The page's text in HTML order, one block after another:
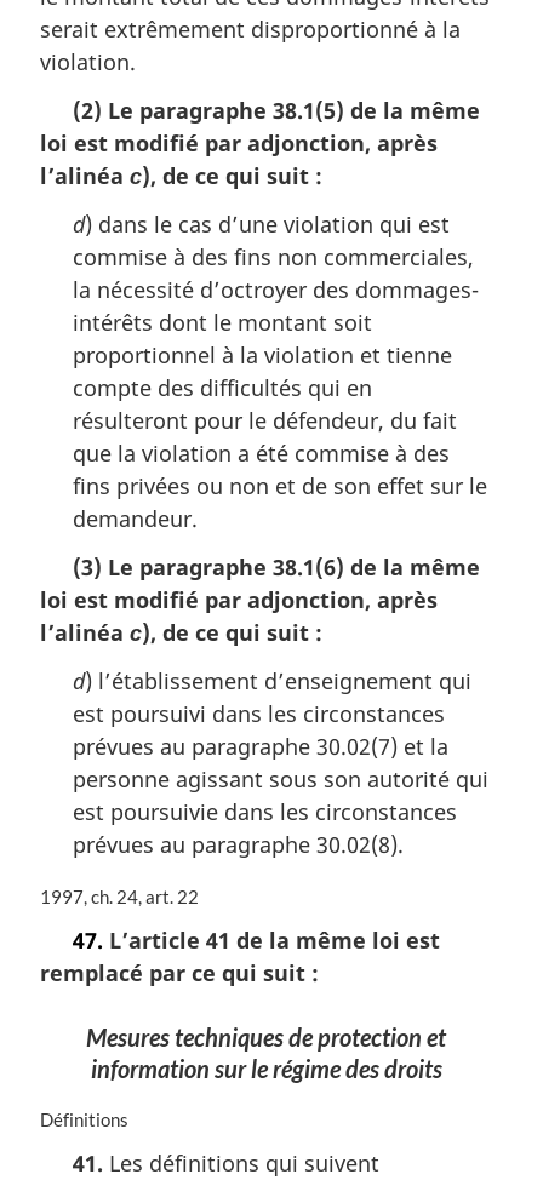
serait extrêmement disproportionné à la
violation.
(2) Le paragraphe 38.1(5) de la même
loi est modifié par adjonction, après
l’alinéa c), de ce qui suit :
d) dans le cas d’une violation qui est
commise à des fins non commerciales,
la nécessité d’octroyer des dommages-
intérêts dont le montant soit
proportionnel à la violation et tienne
compte des difficultés qui en
résulteront pour le défendeur, du fait
que la violation a été commise à des
fins privées ou non et de son effet sur le
demandeur.
(3) Le paragraphe 38.1(6) de la même
loi est modifié par adjonction, après
l’alinéa c), de ce qui suit :
d) l’établissement d’enseignement qui
est poursuivi dans les circonstances
prévues au paragraphe 30.02(7) et la
personne agissant sous son autorité qui
est poursuivie dans les circonstances
prévues au paragraphe 30.02(8).
N
e
n
1997, ch. 24, art. 22
47. L’article 41 de la même loi est
remplacé par ce qui suit :
Mesures techniques de protection et
information sur le régime des droits
N
Définitions
41. Les définitions qui suivent